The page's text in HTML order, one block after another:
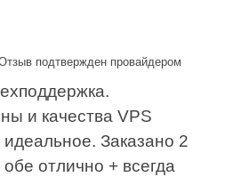
подтвержден провайдером
и качества VPS
Заказано 2
отлично + всегда